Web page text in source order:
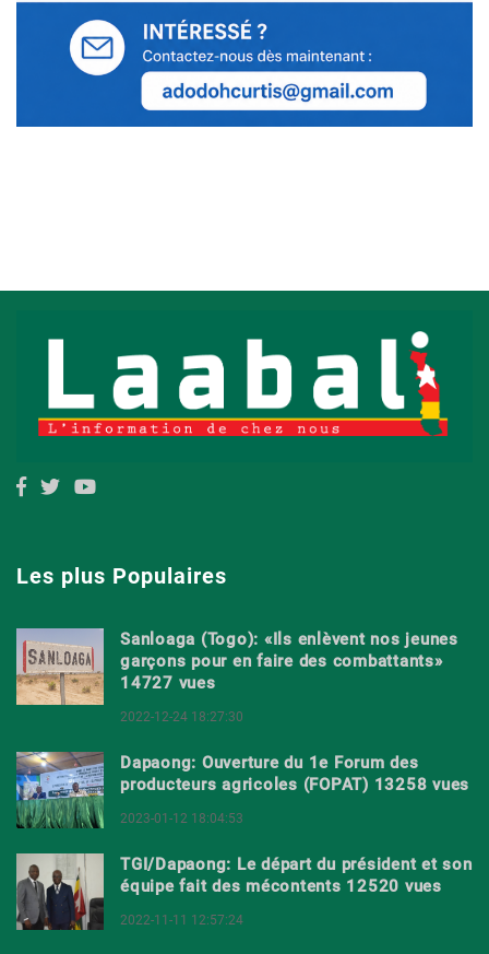
Les plus Populaires
Sanloaga (Togo): «Ils enlèvent nos jeunes
garçons pour en faire des combattants»
14727 vues
2022-12-24 18:27:30
Dapaong: Ouverture du 1e Forum des
producteurs agricoles (FOPAT) 13258 vues
2023-01-12 18:04:53
TGI/Dapaong: Le départ du président et son
équipe fait des mécontents 12520 vues
2022-11-11 12:57:24